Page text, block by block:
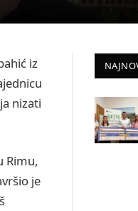
iz
nizati
Rimu,
je